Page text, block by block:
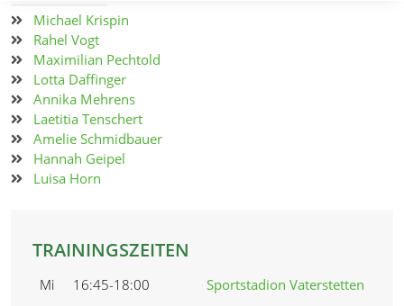
Michael Krispin
Rahel Vogt
Maximilian Pechtold
Lotta Daffinger
Annika Mehrens
Laetitia Tenschert
Amelie Schmidbauer
Hannah Geipel
Luisa Horn
TRAININGSZEITEN
Mi 16:45-18:00 Sportstadion Vaterstetten